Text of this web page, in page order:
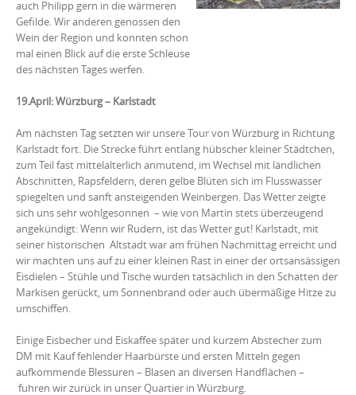
auch Philipp gern in die wärmeren
Gefilde. Wir anderen genossen den
Wein der Region und konnten schon
mal einen Blick auf die erste Schleuse
des nächsten Tages werfen.
19.April: Würzburg – Karlstadt
Am nächsten Tag setzten wir unsere Tour von Würzburg in Richtung
Karlstadt fort. Die Strecke führt entlang hübscher kleiner Städtchen,
zum Teil fast mittelalterlich anmutend, im Wechsel mit ländlichen
Abschnitten, Rapsfeldern, deren gelbe Blüten sich im Flusswasser
spiegelten und sanft ansteigenden Weinbergen. Das Wetter zeigte
sich uns sehr wohlgesonnen – wie von Martin stets überzeugend
angekündigt: Wenn wir Rudern, ist das Wetter gut! Karlstadt, mit
seiner historischen Altstadt war am frühen Nachmittag erreicht und
wir machten uns auf zu einer kleinen Rast in einer der ortsansässigen
Eisdielen – Stühle und Tische wurden tatsächlich in den Schatten der
Markisen gerückt, um Sonnenbrand oder auch übermäßige Hitze zu
umschiffen.
Einige Eisbecher und Eiskaffee später und kurzem Abstecher zum
DM mit Kauf fehlender Haarbürste und ersten Mitteln gegen
aufkommende Blessuren – Blasen an diversen Handflächen –
fuhren wir zurück in unser Quartier in Würzburg.